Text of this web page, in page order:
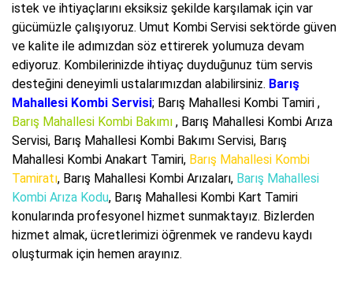
istek ve ihtiyaçlarını eksiksiz şekilde karşılamak için var
gücümüzle çalışıyoruz. Umut Kombi Servisi sektörde güven
ve kalite ile adımızdan söz ettirerek yolumuza devam
ediyoruz. Kombilerinizde ihtiyaç duyduğunuz tüm servis
desteğini deneyimli ustalarımızdan alabilirsiniz. Barış
Mahallesi Kombi Servisi; Barış Mahallesi Kombi Tamiri ,
Barış Mahallesi Kombi Bakımı , Barış Mahallesi Kombi Arıza
Servisi, Barış Mahallesi Kombi Bakımı Servisi, Barış
Mahallesi Kombi Anakart Tamiri, Barış Mahallesi Kombi
Tamiratı, Barış Mahallesi Kombi Arızaları, Barış Mahallesi
Kombi Arıza Kodu, Barış Mahallesi Kombi Kart Tamiri
konularında profesyonel hizmet sunmaktayız. Bizlerden
hizmet almak, ücretlerimizi öğrenmek ve randevu kaydı
oluşturmak için hemen arayınız.